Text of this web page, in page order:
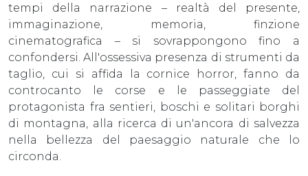
tempi della narrazione – realtà del presente,
immaginazione, memoria, finzione
cinematografica – si sovrappongono fino a
confondersi. All'ossessiva presenza di strumenti da
taglio, cui si affida la cornice horror, fanno da
controcanto le corse e le passeggiate del
protagonista fra sentieri, boschi e solitari borghi
di montagna, alla ricerca di un'ancora di salvezza
nella bellezza del paesaggio naturale che lo
circonda.